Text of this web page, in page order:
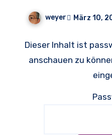
weyer März 10,
Dieser Inhalt ist
anschauen zu